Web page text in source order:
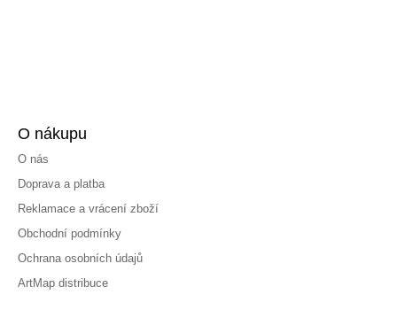
O nákupu
O nás
Doprava a platba
Reklamace a vrácení zboží
Obchodní podmínky
Ochrana osobních údajů
ArtMap distribuce